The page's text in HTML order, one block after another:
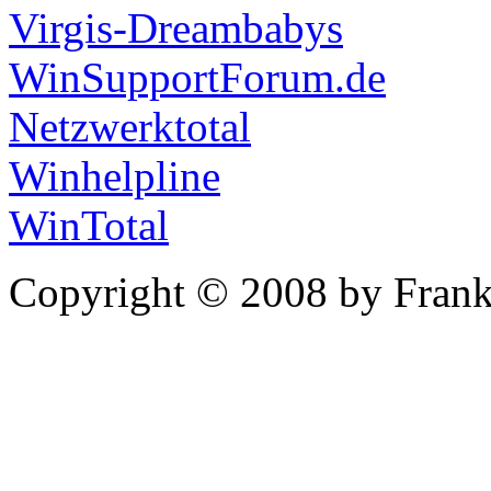
Virgis-Dreambabys
WinSupportForum.de
Netzwerktotal
Winhelpline
WinTotal
Copyright © 2008 by